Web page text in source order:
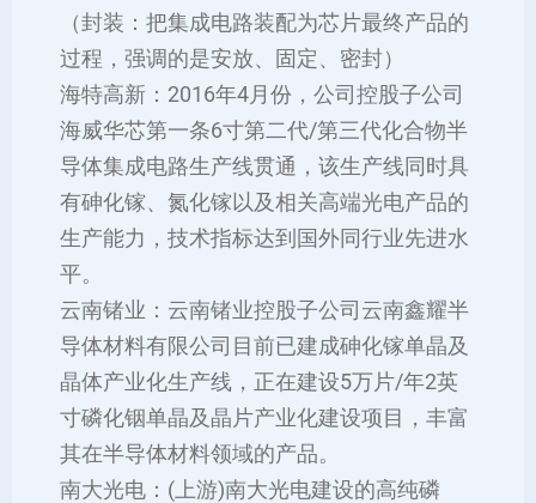
（封装：把集成电路装配为芯片最终产品的
过程，强调的是安放、固定、密封）
海特高新：2016年4月份，公司控股子公司
海威华芯第一条6寸第二代/第三代化合物半
导体集成电路生产线贯通，该生产线同时具
有砷化镓、氮化镓以及相关高端光电产品的
生产能力，技术指标达到国外同行业先进水
平。
云南锗业：云南锗业控股子公司云南鑫耀半
导体材料有限公司目前已建成砷化镓单晶及
晶体产业化生产线，正在建设5万片/年2英
寸磷化铟单晶及晶片产业化建设项目，丰富
其在半导体材料领域的产品。
南大光电：(上游)南大光电建设的高纯磷